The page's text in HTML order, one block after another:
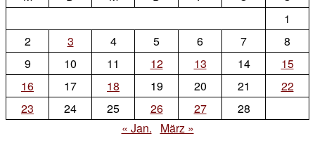
1
2
3 4 5 6 7
8
9
10 11 12 13 14
15
16
17 18 19 20 21
22
23
24 25 26 27
28
« Jan.
März »